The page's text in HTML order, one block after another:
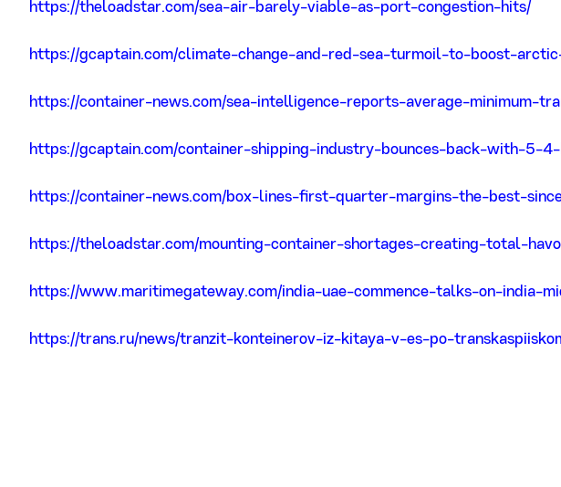
https://theloadstar.com/sea-air-barely-viable-as-port-congestion-hits/
https://gcaptain.com/climate-change-and-red-sea-turmoil-to-boost-
https://container-news.com/sea-intelligence-reports-average-minimum-
https://gcaptain.com/container-shipping-industry-bounces-back-with-5-
https://container-news.com/box-lines-first-quarter-margins-the-best-
https://theloadstar.com/mounting-container-shortages-creating-total-
https://www.maritimegateway.com/india-uae-commence-talks-on-india-
https://trans.ru/news/tranzit-konteinerov-iz-kitaya-v-es-po-